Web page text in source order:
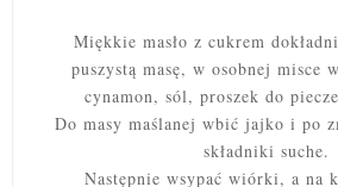
Miękkie masło z cukrem
puszystą masę, w osobnej misce
cynamon, sól, proszek do
Do masy maślanej wbić jajko i po
składniki suche.
Następnie wsypać wiórki, a na